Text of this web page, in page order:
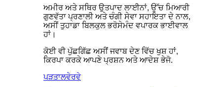
ਅਮੀਰ ਅਤੇ ਸਥਿਰ ਉਤਪਾਦ ਲਾਈਨਾਂ, ਉੱਚ ਮਿਆਰੀ
ਗੁਣਵੱਤਾ ਪ੍ਰਣਾਲੀ ਅਤੇ ਚੰਗੀ ਸੇਵਾ ਸਹਾਇਤਾ ਦੇ ਨਾਲ,
ਅਸੀਂ ਤੁਹਾਡਾ ਬਿਲਕੁਲ ਭਰੋਸੇਮੰਦ ਵਪਾਰਕ ਭਾਈਵਾਲ
ਹਾਂ।
ਕੋਈ ਵੀ ਪੁੱਛਗਿੱਛ ਅਸੀਂ ਜਵਾਬ ਦੇਣ ਵਿੱਚ ਖੁਸ਼ ਹਾਂ,
ਕਿਰਪਾ ਕਰਕੇ ਆਪਣੇ ਪ੍ਰਸ਼ਨ ਅਤੇ ਆਦੇਸ਼ ਭੇਜੋ.
ਪੜਤਾਲਵੇਰਵੇ